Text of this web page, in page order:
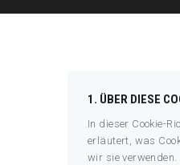
1. ÜBER DIESE
In dieser Cookie-
erläutert, was
wir sie verwenden.